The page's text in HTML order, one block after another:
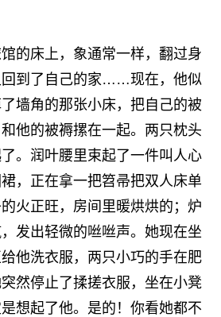
的床上，象通常一样，翻过身
回到了自己的家……现在，他似
墙角的那张小床，把自己的被
他的被褥摞在一起。两只枕头
。润叶腰里束起了一件叫人心
，正在拿一把笤帚把双人床单
火正旺，房间里暖烘烘的；炉
发出轻微的咝咝声。她现在坐
他洗衣服，两只小巧的手在肥
然停止了揉搓衣服，坐在小凳
想起了他。是的！你看她都不